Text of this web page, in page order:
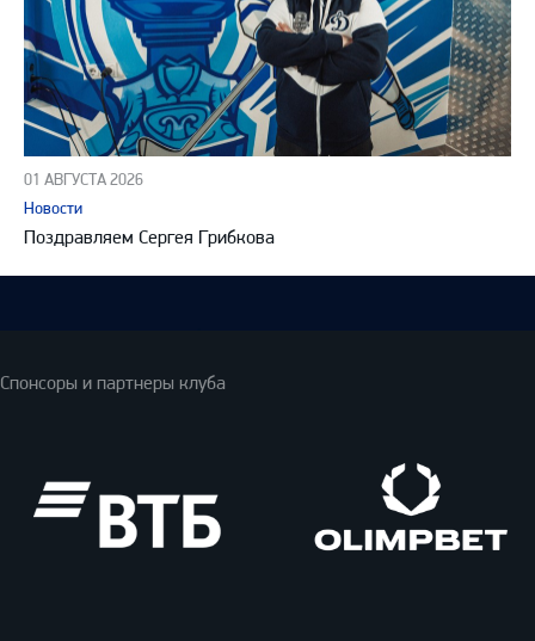
01 АВГУСТА 2026
Новости
Поздравляем Сергея Грибкова
Спонсоры и партнеры клуба